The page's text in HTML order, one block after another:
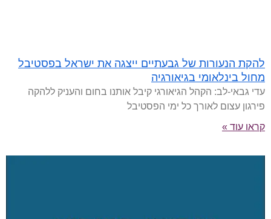
להקת הנעורות של גבעתיים ייצגה את ישראל בפסטיבל
מחול בינלאומי בגיאורגיה
עדי גבאי-לב: הקהל הגיאורגי קיבל אותנו בחום והעניק ללהקה
פירגון עצום לאורך כל ימי הפסטיבל
קראו עוד »